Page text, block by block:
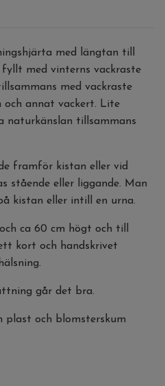
med längtan till
med vinterns vackraste
med vackraste
och annat vackert. Lite
naturkänslan tillsammans
framför kistan eller vid
stående eller liggande. Man
kistan eller intill en urna.
ca 60 cm högt och till
kort och handskrivet
går det bra.
och blomsterskum